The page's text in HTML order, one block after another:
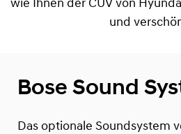
wie Ihnen der CUV von
und
Bose Sound
Das optionale Soundsystem